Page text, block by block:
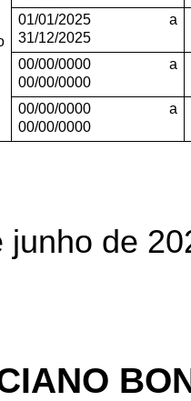
01/01/2025 a
31/12/2025
00/00/0000 a
00/00/0000
00/00/0000 a
00/00/0000
junho de